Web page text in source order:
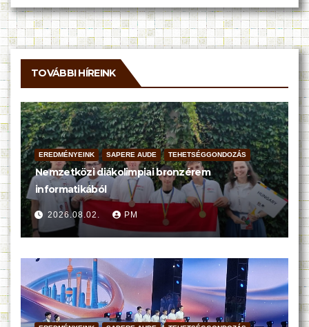
TOVÁBBI HÍREINK
EREDMÉNYEINK SAPERE AUDE TEHETSÉGGONDOZÁS
Nemzetközi diákolimpiai bronzérem
informatikából
2026.08.02. PM